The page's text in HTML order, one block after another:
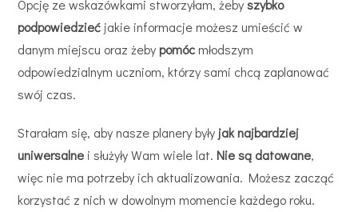
Opcję ze wskazówkami stworzyłam, żebyszybko
podpowiedzieć jakie informacje możesz umieścić w
danym miejscu oraz żebypomócmłodszym
odpowiedzialnym uczniom, którzy sami chcą zaplanować
swój czas.
Starałam się, aby nasze planery były jak najbardziej
uniwersalne i służyły Wam wiele lat.Nie są datowane,
więc nie ma potrzeby ich aktualizowania. Możesz zacząć
korzystać z nich w dowolnym momencie każdego roku.